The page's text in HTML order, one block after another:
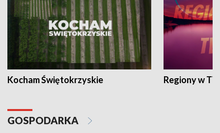
Kocham Świętokrzyskie Regiony w
GOSPODARKA